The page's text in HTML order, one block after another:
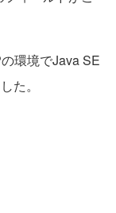
環境でJava SE
た。